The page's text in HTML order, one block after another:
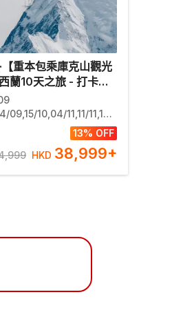
【重本包乘庫克山觀光
蘭10天之旅 - 打卡復
車、南極中心、懷托
火蟲洞、蒂普瓦毛利
護區、天際纜車、厄
蒸汽船、庫克山觀光
09,15/10,04/11,11/11,18/11,25/11
13% OFF
HKD 38,999+